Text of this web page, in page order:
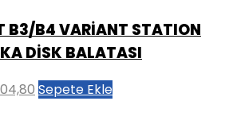
B3/B4 VARİANT STATION
DİSK BALATASI
Şu
Sepete Ekle